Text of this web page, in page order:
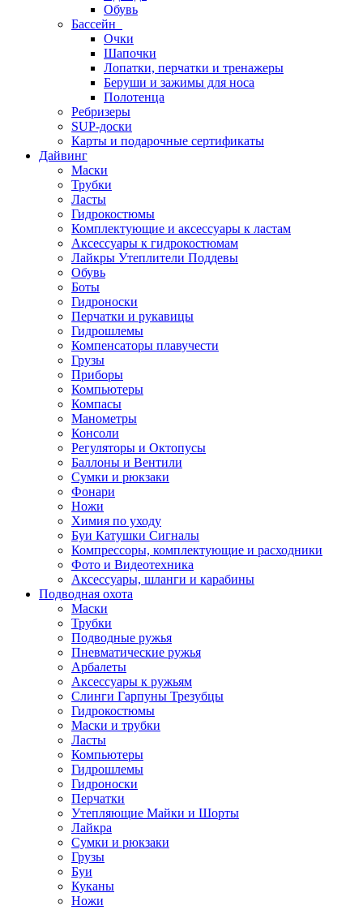
Обувь
Бассейн
Очки
Шапочки
Лопатки, перчатки и тренажеры
Беруши и зажимы для носа
Полотенца
Ребризеры
SUP-доски
Карты и подарочные сертификаты
Дайвинг
Маски
Трубки
Ласты
Гидрокостюмы
Комплектующие и аксессуары к ластам
Аксессуары к гидрокостюмам
Лайкры Утеплители Поддевы
Обувь
Боты
Гидроноски
Перчатки и рукавицы
Гидрошлемы
Компенсаторы плавучести
Грузы
Приборы
Компьютеры
Компасы
Манометры
Консоли
Регуляторы и Октопусы
Баллоны и Вентили
Сумки и рюкзаки
Фонари
Ножи
Химия по уходу
Буи Катушки Сигналы
Компрессоры, комплектующие и расходники
Фото и Видеотехника
Аксессуары, шланги и карабины
Подводная охота
Маски
Трубки
Подводные ружья
Пневматические ружья
Арбалеты
Аксессуары к ружьям
Слинги Гарпуны Трезубцы
Гидрокостюмы
Маски и трубки
Ласты
Компьютеры
Гидрошлемы
Гидроноски
Перчатки
Утепляющие Майки и Шорты
Лайкра
Сумки и рюкзаки
Грузы
Буи
Куканы
Ножи